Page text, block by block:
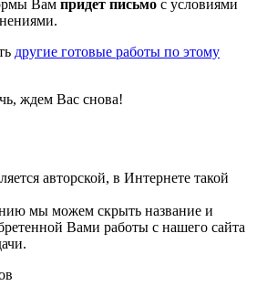
Вам придет письмо с условиями
другие готовые работы по этому
ждем Вас снова!
авторской, в Интернете такой
мы можем скрыть название и
Вами работы с нашего сайта